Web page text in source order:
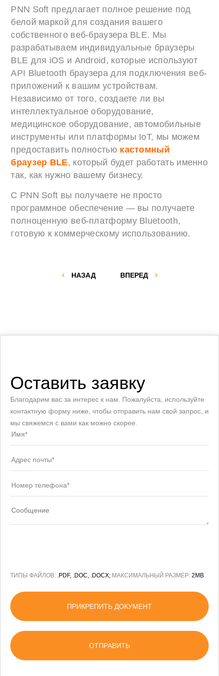
PNN Soft предлагает полное решение под
белой маркой для создания вашего
собственного веб-браузера BLE. Мы
разрабатываем индивидуальные браузеры
BLE для iOS и Android, которые используют
API Bluetooth браузера для подключения веб-
приложений к вашим устройствам.
Независимо от того, создаете ли вы
интеллектуальное оборудование,
медицинское оборудование, автомобильные
инструменты или платформы IoT, мы можем
предоставить полностью кастомный
браузер BLE, который будет работать именно
так, как нужно вашему бизнесу.
С PNN Soft вы получаете не просто
программное обеспечение — вы получаете
полноценную веб-платформу Bluetooth,
готовую к коммерческому использованию.
ВПЕРЕД
НАЗАД
Оставить заявку
Благодарим вас за интерес к нам. Пожалуйста, используйте
контактную форму ниже, чтобы отправить нам свой запрос, и
мы свяжемся с вами как можно скорее.
ТИПЫ ФАЙЛОВ: .PDF, .DOC, .DOCX; МАКСИМАЛЬНЫЙ РАЗМЕР: 2MB
ПРИКРЕПИТЬ ДОКУМЕНТ